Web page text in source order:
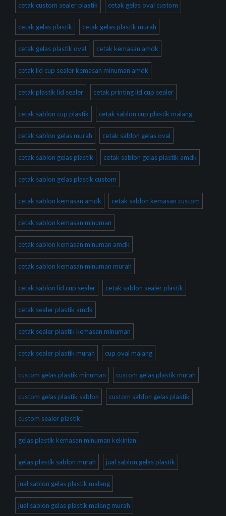
cetak custom sealer plastik cetak gelas oval custom
cetak gelas plastik cetak gelas plastik murah
cetak gelas plastik oval cetak kemasan amdk
cetak lid cup sealer kemasan minuman amdk
cetak plastik lid sealer cetak printing lid cup sealer
cetak sablon cup plastik cetak sablon cup plastik malang
cetak sablon gelas murah cetak sablon gelas oval
cetak sablon gelas plastik cetak sablon gelas plastik amdk
cetak sablon gelas plastik custom
cetak sablon kemasan amdk cetak sablon kemasan custom
cetak sablon kemasan minuman
cetak sablon kemasan minuman amdk
cetak sablon kemasan minuman murah
cetak sablon lid cup sealer cetak sablon sealer plastik
cetak sealer plastik amdk
cetak sealer plastik kemasan minuman
cetak sealer plastik murah cup oval malang
custom gelas plastik minuman custom gelas plastik murah
custom gelas plastik sablon custom sablon gelas plastik
custom sealer plastik
gelas plastik kemasan minuman kekinian
gelas plastik sablon murah jual sablon gelas plastik
jual sablon gelas plastik malang
jual sablon gelas plastik malang murah